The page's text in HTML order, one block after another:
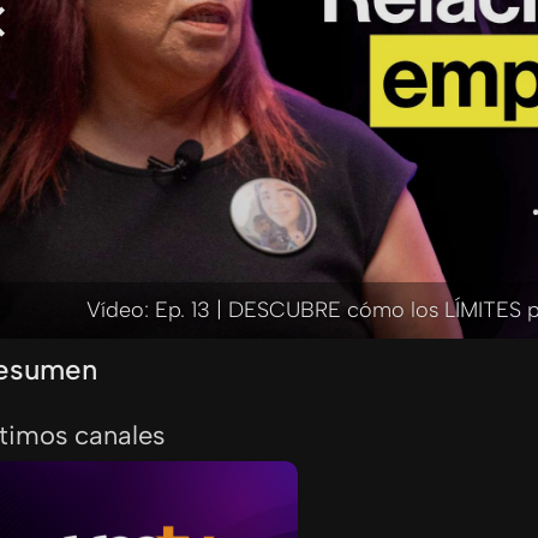
Vídeo: Ep. 13 | DESCUBRE cómo los LÍMITES
canales